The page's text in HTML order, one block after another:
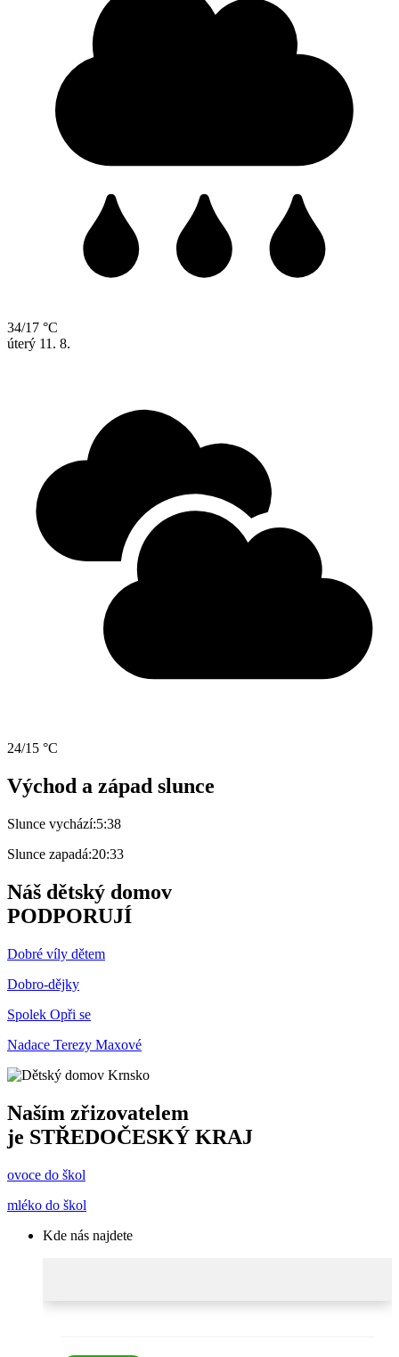
34/17 °C
úterý 11. 8.
24/15 °C
Východ a západ slunce
Slunce vychází:5:38
Slunce zapadá:20:33
Náš dětský domov
PODPORUJÍ
Dobré víly dětem
Dobro-dějky
Spolek Opři se
Nadace Terezy Maxové
Naším zřizovatelem
je STŘEDOČESKÝ KRAJ
ovoce do škol
mléko do škol
Kde nás najdete